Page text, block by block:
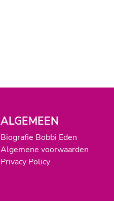
ALGEMEEN
Biografie Bobbi Eden
Algemene voorwaarden
Privacy Policy